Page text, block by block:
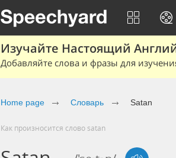
Изучайте Настоящий
Добавляйте слова и фразы для
Home page Словарь Satan
Как произносится слово satan